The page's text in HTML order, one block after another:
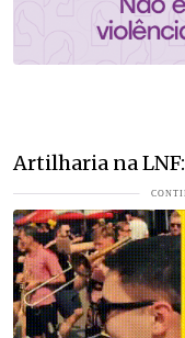
Artilharia na LNF: